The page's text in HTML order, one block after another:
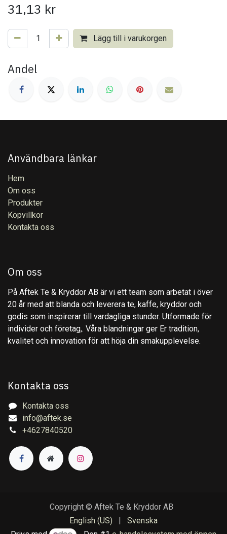
31,13 kr
Lägg till i varukorgen
Andel
Användbara länkar
Hem
Om oss
Produkter
Köpvillkor
Kontakta oss
Om oss
På Aftek Te & Kryddor AB är vi ett team som arbetat i över
20 år med att blanda och leverera te, kaffe, kryddor och
godis som inspirerar till vardagliga stunder. Utformade för
individer och företag,. Våra blandningar ger Er tradition,
kvalitet och innovation för att höja din smakupplevelse.
Kontakta oss
Kontakta oss
info@aftek.se
+4627840520
Copyright © Aftek Te & Kryddor AB
English (US)
|
Svenska